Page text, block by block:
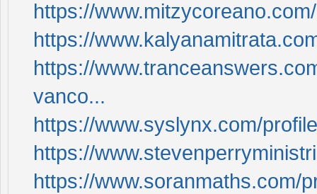
https://
https://
https://
vanco...
https://www.syslynx.com/
https://
https://www.soranmaths.com/